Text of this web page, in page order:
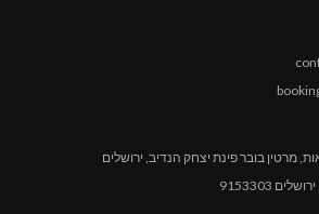
מרטין בובר פינת יצחק הנדיב, ירושלים